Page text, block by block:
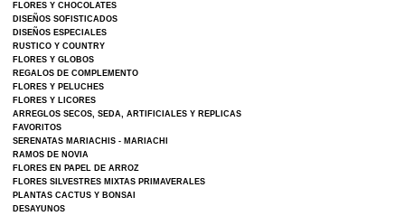
FLORES Y CHOCOLATES
DISEÑOS SOFISTICADOS
DISEÑOS ESPECIALES
RUSTICO Y COUNTRY
FLORES Y GLOBOS
REGALOS DE COMPLEMENTO
FLORES Y PELUCHES
FLORES Y LICORES
ARREGLOS SECOS, SEDA, ARTIFICIALES Y REPLICAS
FAVORITOS
SERENATAS MARIACHIS - MARIACHI
RAMOS DE NOVIA
FLORES EN PAPEL DE ARROZ
FLORES SILVESTRES MIXTAS PRIMAVERALES
PLANTAS CACTUS Y BONSAI
DESAYUNOS